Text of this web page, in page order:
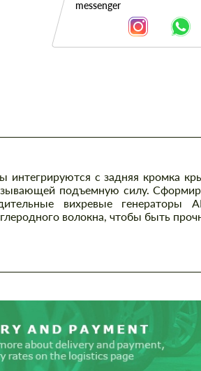
messenger
интегрируются с задняя кромка
подъемную силу.
вихревые генераторы
волокна, чтобы быть